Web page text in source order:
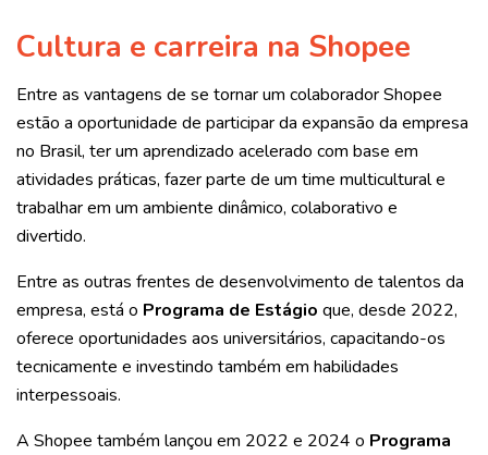
Cultura e carreira na Shopee
Entre as vantagens de se tornar um colaborador Shopee
estão a oportunidade de participar da expansão da empresa
no Brasil, ter um aprendizado acelerado com base em
atividades práticas, fazer parte de um time multicultural e
trabalhar em um ambiente dinâmico, colaborativo e
divertido.
Entre as outras frentes de desenvolvimento de talentos da
empresa, está o Programa de Estágio que, desde 2022,
oferece oportunidades aos universitários, capacitando-os
tecnicamente e investindo também em habilidades
interpessoais.
A Shopee também lançou em 2022 e 2024 o Programa